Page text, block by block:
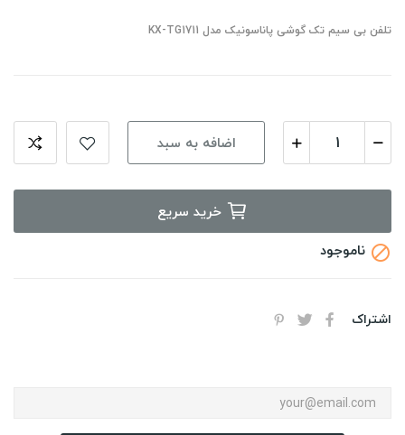
تلفن بی سیم تک گوشی پاناسونیک مدل KX-TG1711
اضافه به سبد
خرید سریع
 ناموجود
اشتراک